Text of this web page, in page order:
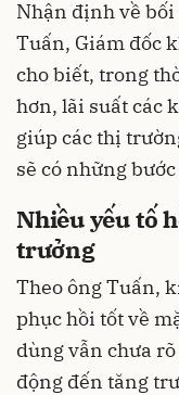
Nhận định về
Tuấn, Giám đốc
cho biết, trong
hơn, lãi suất các
giúp các thị
sẽ có những
Nhiều yếu tố
trưởng
Theo ông Tuấn,
phục hồi tốt về
dùng vẫn chưa
động đến tăng